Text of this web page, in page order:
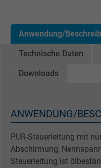
Anwendung/
Technische Daten
Downloads
ANWENDUNG/
PUR-Steuerleitung mit
Abschirmung,
Steuerleitung ist